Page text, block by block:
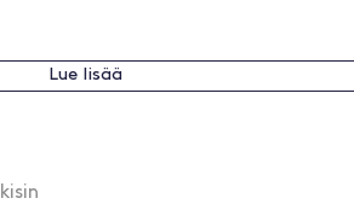
Lue lisää